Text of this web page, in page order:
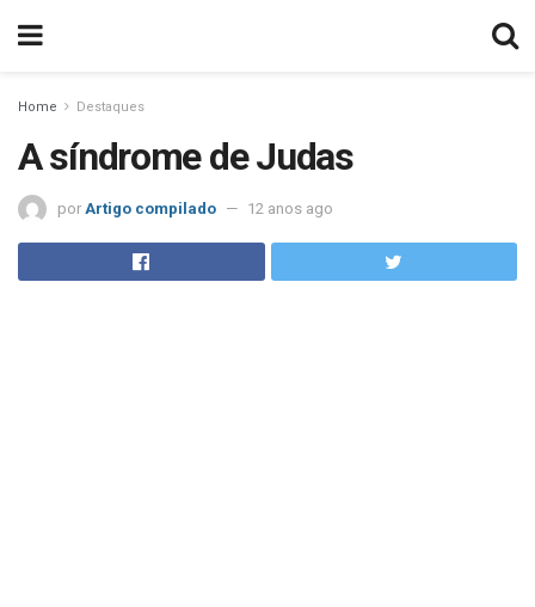
Home Destaques
A síndrome de Judas
por Artigo compilado 12 anos ago